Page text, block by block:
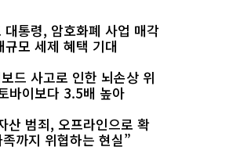
대통령, 암호화폐 사업 매각
규모 세제 혜택 기대
드 사고로 인한 뇌손상 위
바이보다 3.5배 높아
산 범죄, 오프라인으로 확
까지 위협하는 현실”